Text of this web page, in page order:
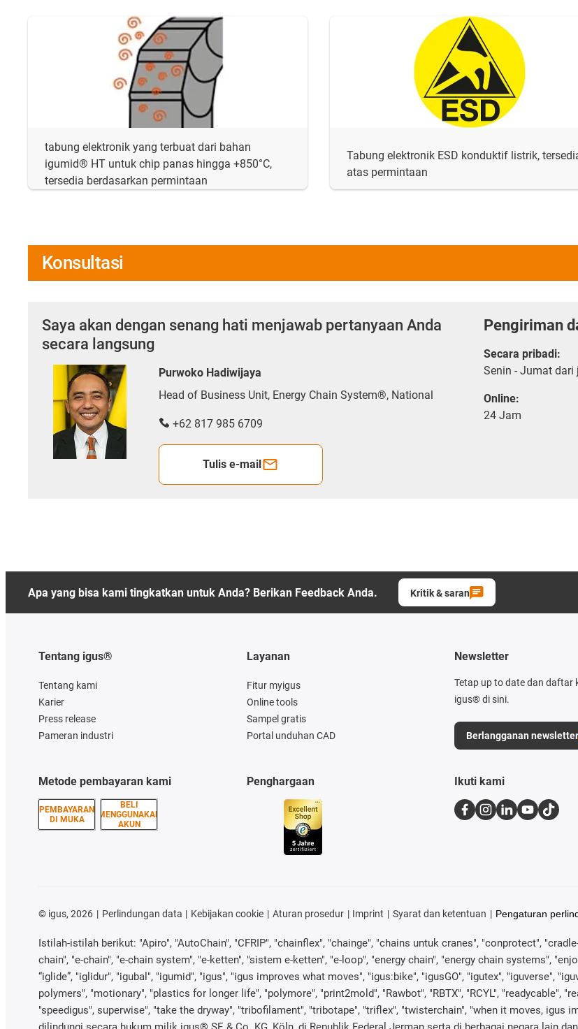
tabung elektronik yang terbuat dari bahan
igumid® HT untuk chip panas hingga +850°C,
tersedia berdasarkan permintaan
Tabung elektronik ESD konduktif listrik,
atas permintaan
Konsultasi
Saya akan dengan senang hati menjawab pertanyaan Anda
secara langsung
Purwoko Hadiwijaya
Head of Business Unit, Energy Chain System®, National
+62 817 985 6709
Tulis e-mail
Pengiriman
Secara pribadi:
Senin - Jumat dari
Online:
24 Jam
Apa yang bisa kami tingkatkan untuk Anda? Berikan Feedback Anda. Kritik & saran
Tentang igus®
Tentang kami
Karier
Press release
Pameran industri
Metode pembayaran kami
PEMBAYARAN
DI MUKA
BELI
MENGGUNAKAN
AKUN
Layanan
Fitur myigus
Online tools
Sampel gratis
Portal unduhan CAD
Penghargaan
Newsletter
Tetap up to date dan daftar
igus® di sini.
Berlangganan
Ikuti kami
© igus, 2026 Perlindungan data Kebijakan cookie Aturan prosedur Imprint Syarat dan ketentuan Pengaturan
Istilah-istilah berikut: "Apiro", "AutoChain", "CFRIP", "chainflex", "chainge", "chains untuk cranes", "conprotect",
chain", "e-chain", "e-chain system", "e-ketten", "sistem e-ketten", "e-loop", "energy chain", "energy chain systems",
“iglide”, "iglidur", "igubal", "igumid", "igus", "igus improves what moves", "igus:bike", "igusGO", "igutex", "iguverse",
polymers", "motionary", "plastics for longer life", "polymore", "print2mold", "Rawbot", "RBTX", "RCYL", "readycable",
"speedigus", superwise", "take the dryway", "tribofilament", "tribotape", "triflex", "twisterchain", "when it moves, igus